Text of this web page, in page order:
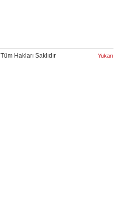
Hakları Saklıdır Yukarı